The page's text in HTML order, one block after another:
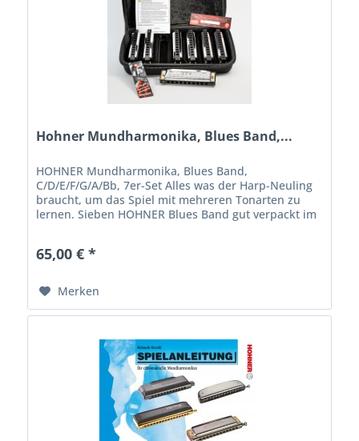
Hohner Mundharmonika, Blues Band,...
HOHNER Mundharmonika, Blues Band,
C/D/E/F/G/A/Bb, 7er-Set Alles was der Harp-Neuling
braucht, um das Spiel mit mehreren Tonarten zu
lernen. Sieben HOHNER Blues Band gut verpackt im
65,00 € *
Merken